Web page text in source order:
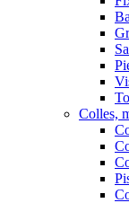
Colles,